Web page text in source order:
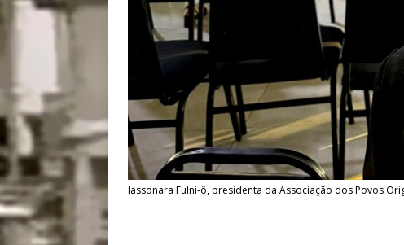
Iassonara Fulni-ô, presidenta da Associação dos Povos